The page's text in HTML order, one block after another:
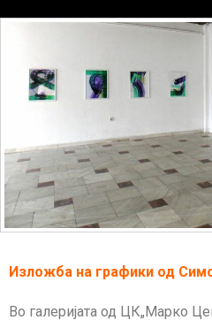
Изложба на графики од
Во галеријата од ЦК„Марко